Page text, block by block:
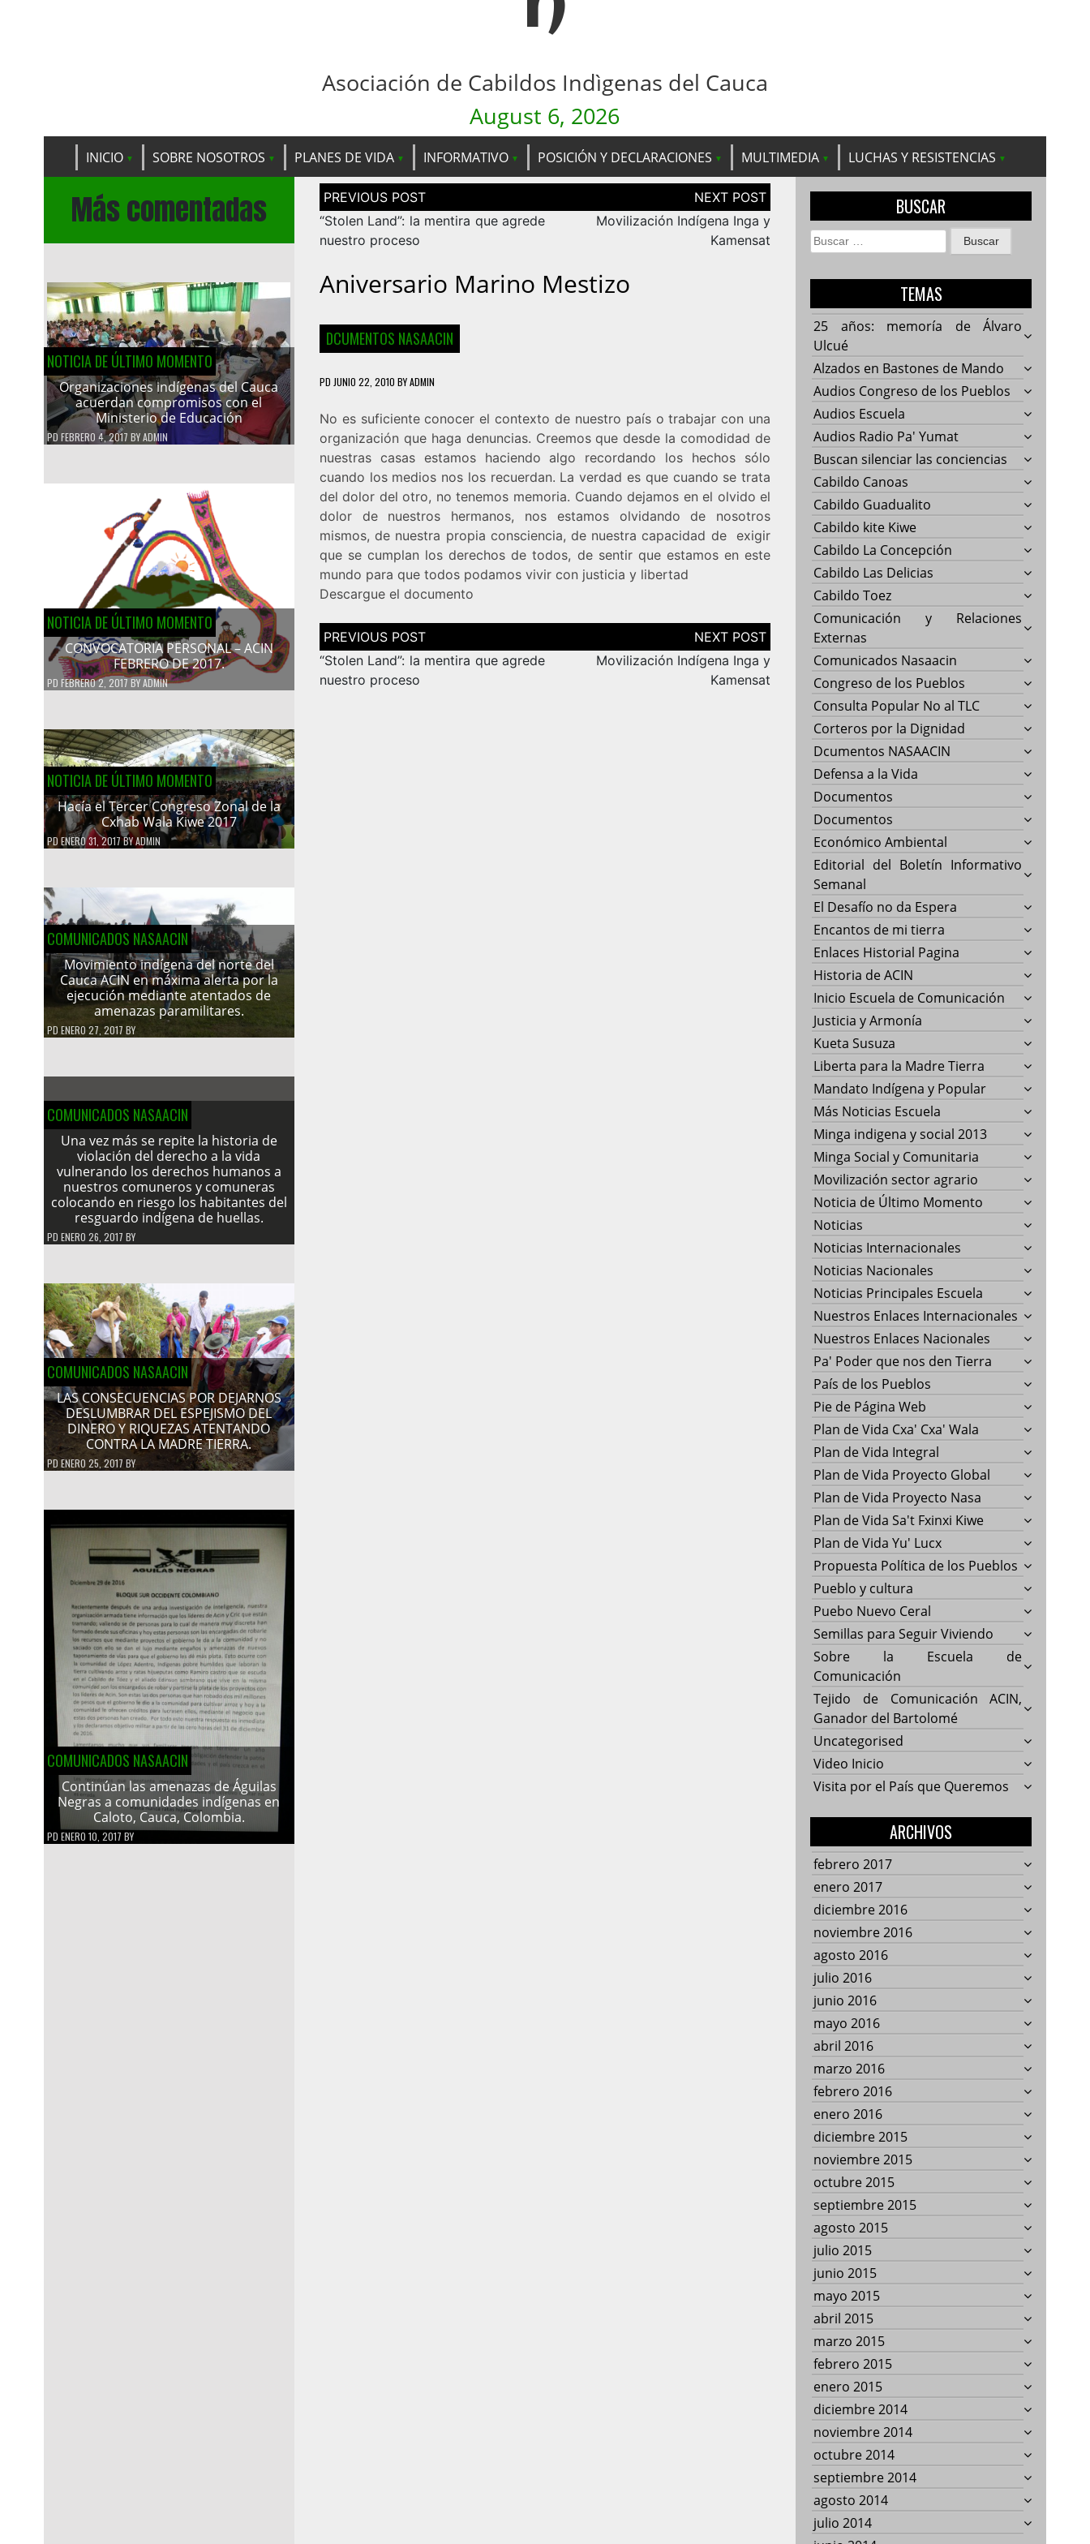
Asociación de Cabildos Indìgenas del Cauca
August 6, 2026
INICIO SOBRE NOSOTROS PLANES DE VIDA INFORMATIVO POSICIÓN Y DECLARACIONES MULTIMEDIA LUCHAS Y RESISTENCIAS
Más comentadas
NOTICIA DE ÚLTIMO MOMENTO
Organizaciones indígenas del Cauca
acuerdan compromisos con el
Ministerio de Educación
PD FEBRERO 4, 2017 BYADMIN
NOTICIA DE ÚLTIMO MOMENTO
CONVOCATORIA PERSONAL – ACIN
FEBRERO DE 2017.
PD FEBRERO 2, 2017BYADMIN
NOTICIA DE ÚLTIMO MOMENTO
Hacía el Tercer Congreso Zonal de la
Cxhab Wala Kiwe 2017
PDENERO 31, 2017BYADMIN
COMUNICADOS NASAACIN
Movimiento indígena del norte del
Cauca ACIN en máxima alerta por la
ejecución mediante atentados de
amenazas paramilitares.
PD ENERO 27, 2017 BY
COMUNICADOS NASAACIN
Una vez más se repite la historia de
violación del derecho a la vida
vulnerando los derechos humanos a
nuestros comuneros y comuneras
colocando en riesgo los habitantes del
resguardo indígena de huellas.
PD ENERO 26, 2017 BY
COMUNICADOS NASAACIN
LAS CONSECUENCIAS POR DEJARNOS
DESLUMBRAR DEL ESPEJISMO DEL
DINERO Y RIQUEZAS ATENTANDO
CONTRA LA MADRE TIERRA.
PDENERO 25, 2017 BY
COMUNICADOS NASAACIN
Continúan las amenazas de Águilas
Negras a comunidades indígenas en
Caloto, Cauca, Colombia.
PD ENERO 10, 2017 BY
Navegación
de
entradas
“Stolen Land”: la mentira que agrede
nuestro proceso
Movilización Indígena Inga y
Kamensat
Aniversario Marino Mestizo
DCUMENTOS NASAACIN
PD JUNIO 22, 2010 BYADMIN
No es suficiente conocer el contexto de nuestro país o trabajar con una
organización que haga denuncias. Creemos que desde la comodidad de
nuestras casas estamos haciendo algo recordando los hechos sólo
cuando los medios nos los recuerdan. La verdad es que cuando se trata
del dolor del otro, no tenemos memoria. Cuando dejamos en el olvido el
dolor de nuestros hermanos, nos estamos olvidando de nosotros
mismos, de nuestra propia consciencia, de nuestra capacidad de exigir
que se cumplan los derechos de todos, de sentir que estamos en este
mundo para que todos podamos vivir con justicia y libertad
Descargue el documento
Navegación
de
entradas
“Stolen Land”: la mentira que agrede
nuestro proceso
Movilización Indígena Inga y
Kamensat
BUSCAR
Buscar:
TEMAS
25 años: memoría de Álvaro
Ulcué
Alzados en Bastones de Mando
Audios Congreso de los Pueblos
Audios Escuela
Audios Radio Pa' Yumat
Buscan silenciar las conciencias
Cabildo Canoas
Cabildo Guadualito
Cabildo kite Kiwe
Cabildo La Concepción
Cabildo Las Delicias
Cabildo Toez
Comunicación y Relaciones
Externas
Comunicados Nasaacin
Congreso de los Pueblos
Consulta Popular No al TLC
Corteros por la Dignidad
Dcumentos NASAACIN
Defensa a la Vida
Documentos
Documentos
Económico Ambiental
Editorial del Boletín Informativo
Semanal
El Desafío no da Espera
Encantos de mi tierra
Enlaces Historial Pagina
Historia de ACIN
Inicio Escuela de Comunicación
Justicia y Armonía
Kueta Susuza
Liberta para la Madre Tierra
Mandato Indígena y Popular
Más Noticias Escuela
Minga indigena y social 2013
Minga Social y Comunitaria
Movilización sector agrario
Noticia de Último Momento
Noticias
Noticias Internacionales
Noticias Nacionales
Noticias Principales Escuela
Nuestros Enlaces Internacionales
Nuestros Enlaces Nacionales
Pa' Poder que nos den Tierra
País de los Pueblos
Pie de Página Web
Plan de Vida Cxa' Cxa' Wala
Plan de Vida Integral
Plan de Vida Proyecto Global
Plan de Vida Proyecto Nasa
Plan de Vida Sa't Fxinxi Kiwe
Plan de Vida Yu' Lucx
Propuesta Política de los Pueblos
Pueblo y cultura
Puebo Nuevo Ceral
Semillas para Seguir Viviendo
Sobre la Escuela de
Comunicación
Tejido de Comunicación ACIN,
Ganador del Bartolomé
Uncategorised
Video Inicio
Visita por el País que Queremos
ARCHIVOS
febrero 2017
enero 2017
diciembre 2016
noviembre 2016
agosto 2016
julio 2016
junio 2016
mayo 2016
abril 2016
marzo 2016
febrero 2016
enero 2016
diciembre 2015
noviembre 2015
octubre 2015
septiembre 2015
agosto 2015
julio 2015
junio 2015
mayo 2015
abril 2015
marzo 2015
febrero 2015
enero 2015
diciembre 2014
noviembre 2014
octubre 2014
septiembre 2014
agosto 2014
julio 2014